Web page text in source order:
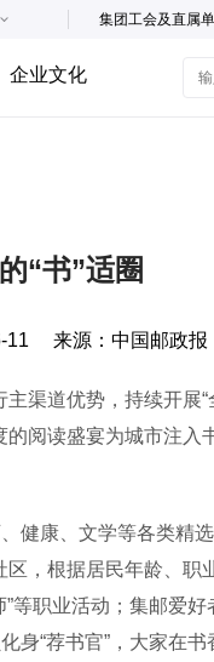
集团工会及直属
企业文化
“书”适圈
11 来源： 中国邮政报
道优势，持续开展“
阅读盛宴为城市注入
康、文学等各类精
，根据居民年龄、职
等职业活动；集邮爱
“荐书官”，大家在